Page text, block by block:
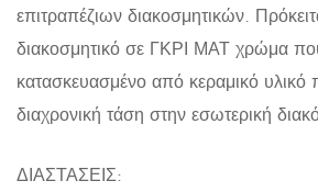
επιτραπέζιων διακοσμητικών.
διακοσμητικό σε ΓΚΡΙ ΜΑΤ χρώμα
κατασκευασμένο από κεραμικό υλικό
διαχρονική τάση στην εσωτερική
ΔΙΑΣΤΑΣΕΙΣ: